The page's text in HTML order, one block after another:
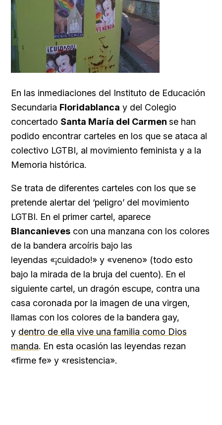
En las inmediaciones del Instituto de Educación
Secundaria Floridablanca y del Colegio
concertado Santa María del Carmen se han
podido encontrar carteles en los que se ataca al
colectivo LGTBI, al movimiento feminista y a la
Memoria histórica.
Se trata de diferentes carteles con los que se
pretende alertar del ‘peligro’ del movimiento
LGTBI. En el primer cartel, aparece
Blancanieves con una manzana con los colores
de la bandera arcoíris bajo las
leyendas «¡cuidado!» y «veneno» (todo esto
bajo la mirada de la bruja del cuento). En el
siguiente cartel, un dragón escupe, contra una
casa coronada por la imagen de una virgen,
llamas con los colores de la bandera gay,
y dentro de ella vive una familia como Dios
manda. En esta ocasión las leyendas rezan
«firme fe» y «resistencia».